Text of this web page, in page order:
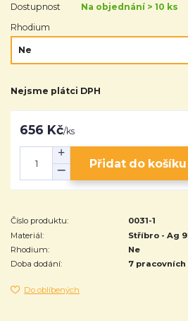
Dostupnost
Na objednání > 10 ks
Rhodium
Nejsme plátci DPH
656 Kč/ks
Přidat do košíku
Číslo produktu:
0031-1
Materiál:
Stříbro - Ag
Rhodium:
Ne
Doba dodání:
7
Do oblíbených